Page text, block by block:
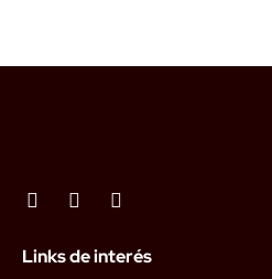
Links de interés